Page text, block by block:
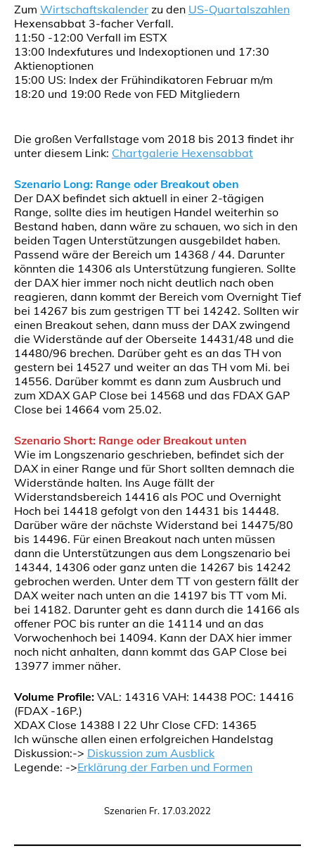
Zum Wirtschaftskalender zu den US-Quartalszahlen
Hexensabbat 3-facher Verfall.
11:50 -12:00 Verfall im ESTX
13:00 Indexfutures und Indexoptionen und 17:30
Aktienoptionen
15:00 US: Index der Frühindikatoren Februar m/m
18:20 und 19:00 Rede von FED Mitgliedern
Die großen Verfallstage vom 2018 bis 2013 findet ihr
unter diesem Link: Chartgalerie Hexensabbat
Szenario Long: Range oder Breakout oben
Der DAX befindet sich aktuell in einer 2-tägigen
Range, sollte dies im heutigen Handel weiterhin so
Bestand haben, dann wäre zu schauen, wo sich in den
beiden Tagen Unterstützungen ausgebildet haben.
Passend wäre der Bereich um 14368 / 44. Darunter
könnten die 14306 als Unterstützung fungieren. Sollte
der DAX hier immer noch nicht deutlich nach oben
reagieren, dann kommt der Bereich vom Overnight Tief
bei 14267 bis zum gestrigen TT bei 14242. Sollten wir
einen Breakout sehen, dann muss der DAX zwingend
die Widerstände auf der Oberseite 14431/48 und die
14480/96 brechen. Darüber geht es an das TH von
gestern bei 14527 und weiter an das TH vom Mi. bei
14556. Darüber kommt es dann zum Ausbruch und
zum XDAX GAP Close bei 14568 und das FDAX GAP
Close bei 14664 vom 25.02.
Szenario Short: Range oder Breakout unten
Wie im Longszenario geschrieben, befindet sich der
DAX in einer Range und für Short sollten demnach die
Widerstände halten. Ins Auge fällt der
Widerstandsbereich 14416 als POC und Overnight
Hoch bei 14418 gefolgt von den 14431 bis 14448.
Darüber wäre der nächste Widerstand bei 14475/80
bis 14496. Für einen Breakout nach unten müssen
dann die Unterstützungen aus dem Longszenario bei
14344, 14306 oder ganz unten die 14267 bis 14242
gebrochen werden. Unter dem TT von gestern fällt der
DAX weiter nach unten an die 14197 bis TT vom Mi.
bei 14182. Darunter geht es dann durch die 14166 als
offener POC bis runter an die 14114 und an das
Vorwochenhoch bei 14094. Kann der DAX hier immer
noch nicht anhalten, dann kommt das GAP Close bei
13977 immer näher.
Volume Profile: VAL: 14316 VAH: 14438 POC: 14416
(FDAX -16P.)
XDAX Close 14388 I 22 Uhr Close CFD: 14365
Ich wünsche allen einen erfolgreichen Handelstag
Diskussion:-> Diskussion zum Ausblick
Legende: ->Erklärung der Farben und Formen
Szenarien Fr. 17.03.2022